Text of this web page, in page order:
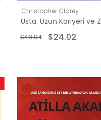
Christopher Clarey
$24.02
$48.04